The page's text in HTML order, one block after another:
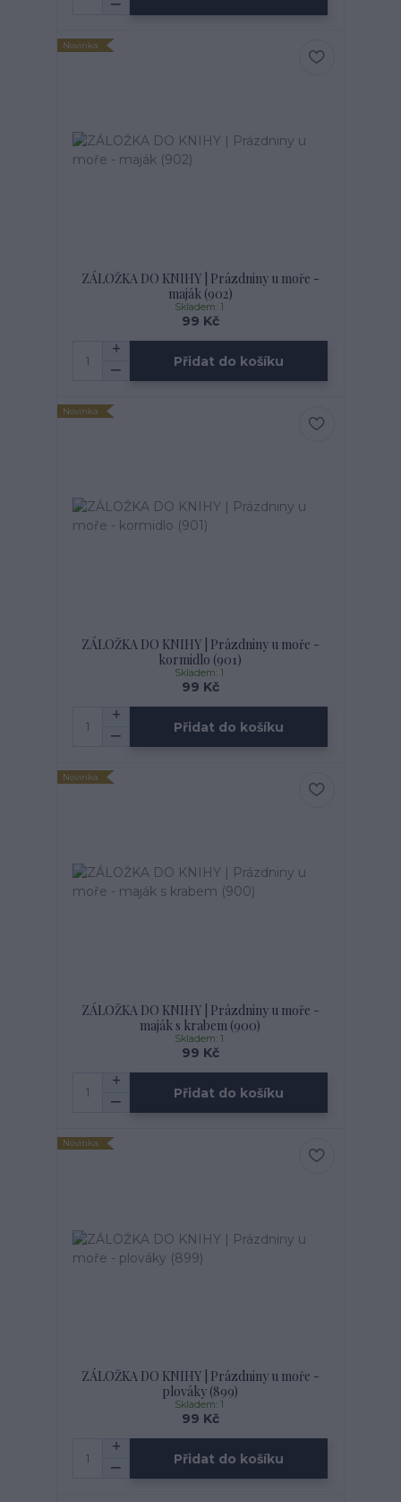
Novinka
ZÁLOŽKA DO KNIHY | Prázdniny u moře -
maják (902)
99 Kč
Skladem: 1
Přidat do košíku
Novinka
ZÁLOŽKA DO KNIHY | Prázdniny u moře -
kormidlo (901)
99 Kč
Skladem: 1
Přidat do košíku
Novinka
ZÁLOŽKA DO KNIHY | Prázdniny u moře -
maják s krabem (900)
99 Kč
Skladem: 1
Přidat do košíku
Novinka
ZÁLOŽKA DO KNIHY | Prázdniny u moře -
plováky (899)
99 Kč
Skladem: 1
Přidat do košíku